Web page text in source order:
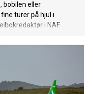
bobilen eller
turer på hjul i
i NAF.